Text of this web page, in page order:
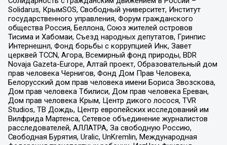
Solidarus, КрымSOS, Свободный университет, Институт
государственного управления, Форум гражданского
общества Россия, Беллона, Союз жителей островов
Тисима и Хабомаи, Съезд народных депутатов, Гринпис
Интернешнл, Фонд борьбы с коррупцией Инк, Завет
церквей TCCN, Агора, Всемирный фонд природы, BDR
Novaja Gazeta-Europe, Алтай проект, Образовательный дом
прав человека Чернигов, Фонд Дом Прав Человека,
Белорусский дом прав человека имени Бориса Звозскова,
Дом прав человека Тбилиси, Дом прав человека Ереван,
Дом прав человека Крым, Центр дикого лосося, TVR
Studios, ТВ Дождь, Центр европейских исследований им
Вилфрида Мартенса, Сетевое объединение журналистов
расследователей, АЛЛАТРА, За свободную Россию,
Свободная Бурятия, Uralic, UnKremlin, Международная